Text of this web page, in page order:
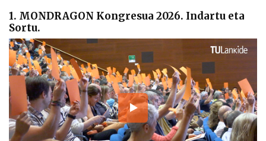
1. MONDRAGON Kongresua 2026. Indartu eta
Sortu.